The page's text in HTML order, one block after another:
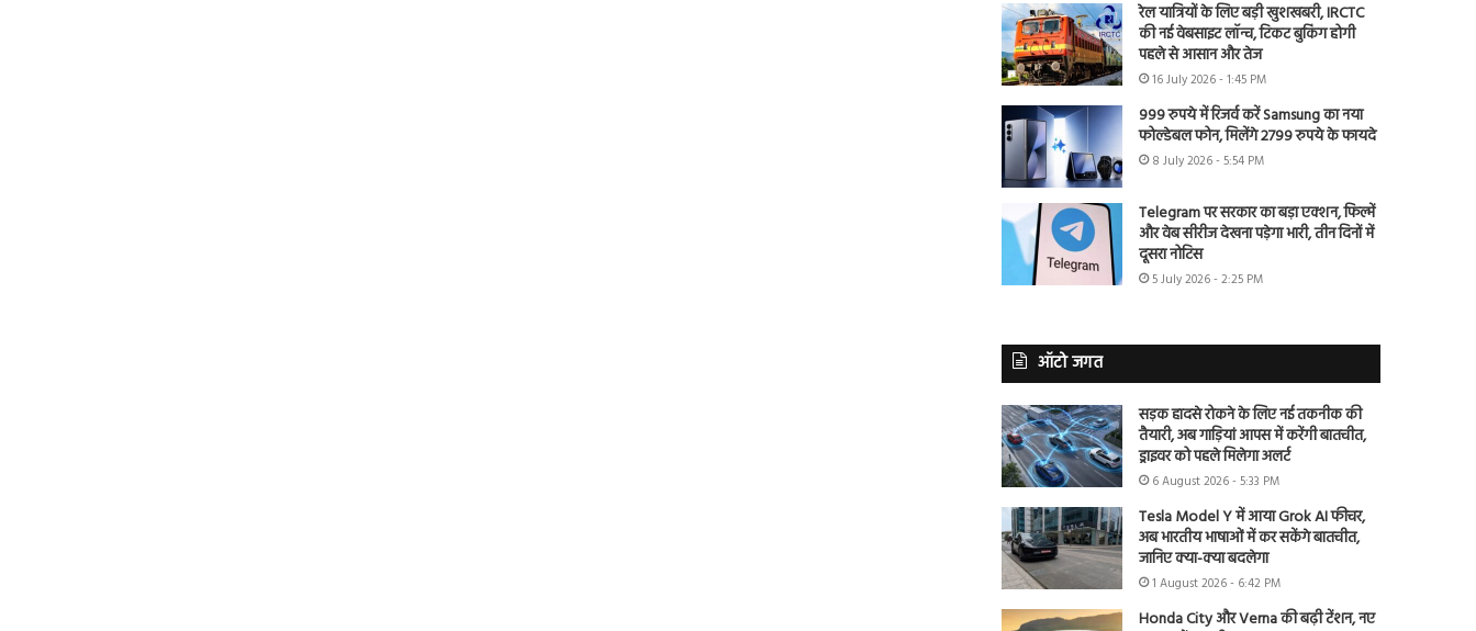
रेल यात्रियों के लिए बड़ी खुशखबरी, IRCTC
की नई वेबसाइट लॉन्च, टिकट बुकिंग होगी
पहले से आसान और तेज
16 July 2026 - 1:45 PM
999 रुपये में रिजर्व करें Samsung का नया
फोल्डेबल फोन, मिलेंगे 2799 रुपये के फायदे
8 July 2026 - 5:54 PM
Telegram पर सरकार का बड़ा एक्शन, फिल्में
और वेब सीरीज देखना पड़ेगा भारी, तीन दिनों में
दूसरा नोटिस
5 July 2026 - 2:25 PM
ऑटो जगत
सड़क हादसे रोकने के लिए नई तकनीक की
तैयारी, अब गाड़ियां आपस में करेंगी बातचीत,
ड्राइवर को पहले मिलेगा अलर्ट
6 August 2026 - 5:33 PM
Tesla Model Y में आया Grok AI फीचर,
अब भारतीय भाषाओं में कर सकेंगे बातचीत,
जानिए क्या-क्या बदलेगा
1 August 2026 - 6:42 PM
Honda City और Verna की बढ़ी टेंशन, नए